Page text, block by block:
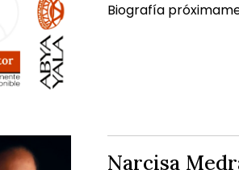
Biografía
Narcisa